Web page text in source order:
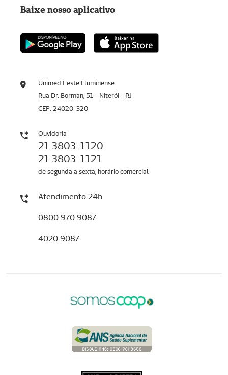
Unimed Leste Fluminense
Rua Dr. Borman, 51 - Niterói - RJ
CEP: 24020-320
Ouvidoria
21 3803-1120
21 3803-1121
de segunda a sexta, horário comercial
Atendimento 24h
0800 970 9087
4020 9087
Baixe nosso aplicativo